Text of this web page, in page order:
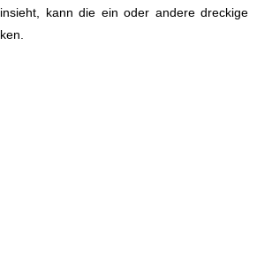
kann die ein oder andere dreckige